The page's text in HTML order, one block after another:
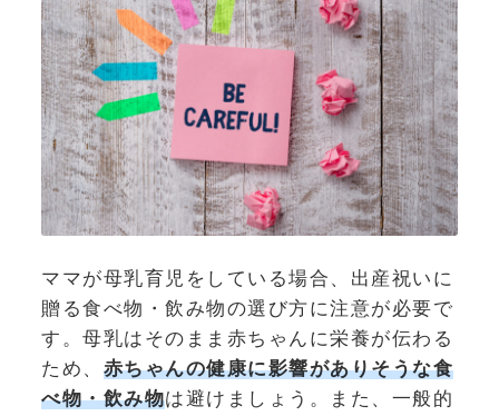
ママが母乳育児をしている場合、出産祝いに
贈る食べ物・飲み物の選び方に注意が必要で
す。母乳はそのまま赤ちゃんに栄養が伝わる
ため、 赤ちゃんの健康に影響がありそうな食
べ物・飲み物は避けましょう。また、一般的